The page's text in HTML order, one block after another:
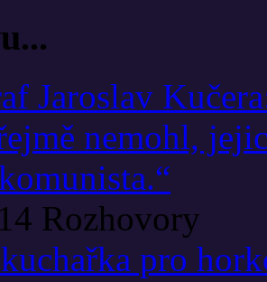
Jaroslav
nemohl,
Rozhovory
pro